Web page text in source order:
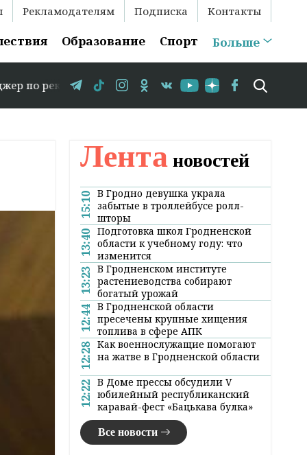
Рекламодателям Подписка Контакты
Образование Спорт Больше
+375 29 583-35-86 // В Гродно временно
Лента новостей
15:10 В Гродно девушка украла
забытые в троллейбусе ролл-
шторы
13:40 Подготовка школ Гродненской
области к учебному году: что
изменится
13:23 В Гродненском институте
растениеводства собирают
богатый урожай
12:44 В Гродненской области
пресечены крупные хищения
топлива в сфере АПК
12:28 Как военнослужащие помогают
на жатве в Гродненской области
12:22 В Доме прессы обсудили V
юбилейный республиканский
каравай-фест «Бацькава булка»
Все новости